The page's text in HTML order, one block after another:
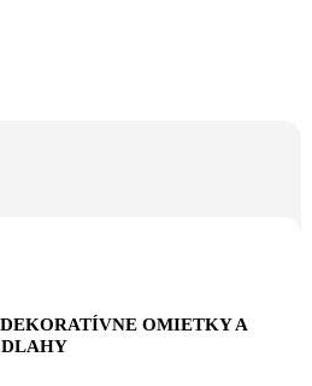
DEKORATÍVNE OMIETKY A